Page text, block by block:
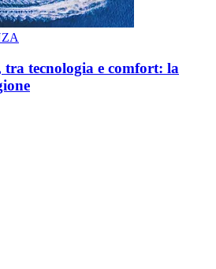
tecnologia e comfort: la